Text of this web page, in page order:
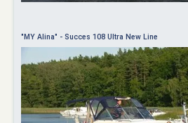
"MY Alina" - Succes 108 Ultra New Line